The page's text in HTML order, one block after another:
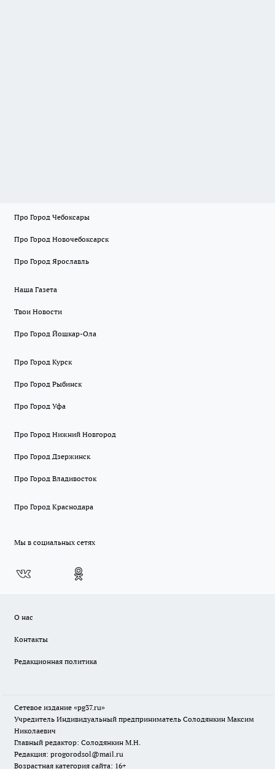
Про Город Чебоксары
Про Город Новочебоксарск
Про Город Ярославль
Наша Газета
Твои Новости
Про Город Йошкар-Ола
Про Город Курск
Про Город Рыбинск
Про Город Уфа
Про Город Нижний Новгород
Про Город Дзержинск
Про Город Владивосток
Про Город Краснодара
Мы в социальных сетях
О нас
Контакты
Редакционная политика
Сетевое издание «pg37.ru»
Учредитель Индивидуальный предприниматель Солодянкин Максим
Николаевич
Главный редактор: Солодянкин М.Н.
Редакция: progorodsol@mail.ru
Возрастная категория сайта: 16+